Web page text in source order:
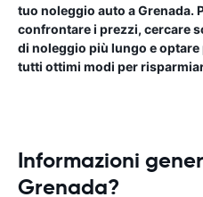
tuo noleggio auto a Grenada.
confrontare i prezzi, cercare
di noleggio più lungo e
tutti ottimi modi per
Informazioni
Grenada?